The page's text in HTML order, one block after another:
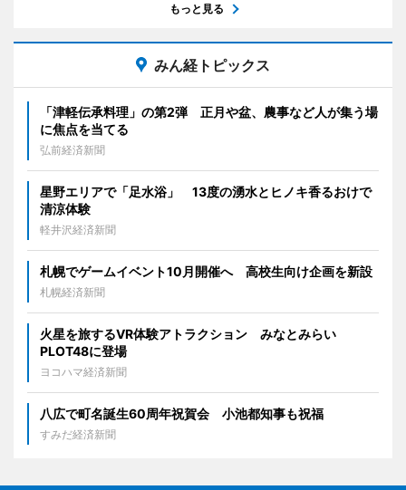
もっと見る
みん経トピックス
「津軽伝承料理」の第2弾 正月や盆、農事など人が集う場
に焦点を当てる
弘前経済新聞
星野エリアで「足水浴」 13度の湧水とヒノキ香るおけで
清涼体験
軽井沢経済新聞
札幌でゲームイベント10月開催へ 高校生向け企画を新設
札幌経済新聞
火星を旅するVR体験アトラクション みなとみらい
PLOT48に登場
ヨコハマ経済新聞
八広で町名誕生60周年祝賀会 小池都知事も祝福
すみだ経済新聞